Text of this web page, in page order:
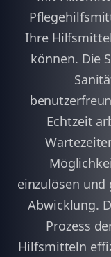
Ihre
können. Die
Echtzeit
einzulösen und
Abwicklung.
Prozess
Hilfsmitteln